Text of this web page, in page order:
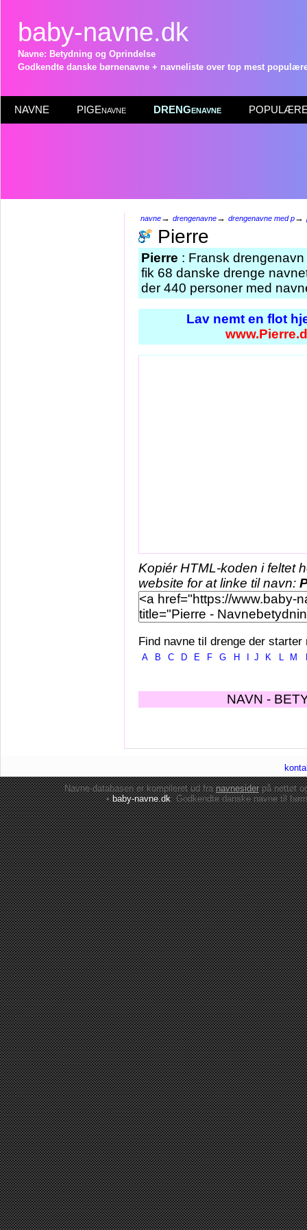
baby-navne.dk
Navne: Betydning og Oprindelse
Godkendte danske børnenavne + navneliste over top mest
NAVNE PIGEnavne DRENGenavne POPULÆRE
navne→ drengenavne→ drengenavne med p→
Pierre
Pierre : Fransk
fik 68 danske drenge
der 440 personer med
Lav nemt en flot
Kopiér HTML-koden i feltet
website for at linke til navn:
Find navne til drenge der starter
A B C D E F G H J K L M
NAVN -
Navne-databasen er kompileret ud franavnesiderpå nettet
•baby-navne.dk: Godkendte danskenavne til børn